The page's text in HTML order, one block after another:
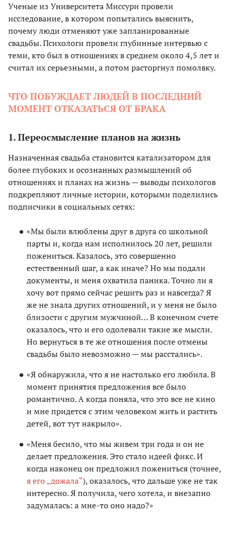
Ученые из Университета Миссури провели
исследование, в котором попытались выяснить,
почему люди отменяют уже запланированные
свадьбы. Психологи провели глубинные интервью с
теми, кто был в отношениях в среднем около 4,5 лет и
считал их серьезными, а потом расторгнул помолвку.
ЧТО ПОБУЖДАЕТ ЛЮДЕЙ В ПОСЛЕДНИЙ
МОМЕНТ ОТКАЗАТЬСЯ ОТ БРАКА
1. Переосмысление планов на жизнь
Назначенная свадьба становится катализатором для
более глубоких и осознанных размышлений об
отношениях и планах на жизнь — выводы психологов
подкрепляют личные истории, которыми поделились
подписчики в социальных сетях:
«Мы были влюблены друг в друга со школьной
парты и, когда нам исполнилось 20 лет, решили
пожениться. Казалось, это совершенно
естественный шаг, а как иначе? Но мы подали
документы, и меня охватила паника. Точно ли я
хочу вот прямо сейчас решить раз и навсегда? Я
же не знала других отношений, и у меня не было
близости с другим мужчиной… В конечном счете
оказалось, что и его одолевали такие же мысли.
Но вернуться в те же отношения после отмены
свадьбы было невозможно — мы расстались».
«Я обнаружила, что я не настолько его любила. В
момент принятия предложения все было
романтично. А когда поняла, что это все не кино
и мне придется с этим человеком жить и растить
детей, вот тут накрыло».
«Меня бесило, что мы живем три года и он не
делает предложения. Это стало идеей фикс. И
когда наконец он предложил пожениться (точнее,
я его „дожала“), оказалось, что дальше уже не так
интересно. Я получила, чего хотела, и внезапно
задумалась: а мне-то оно надо?»